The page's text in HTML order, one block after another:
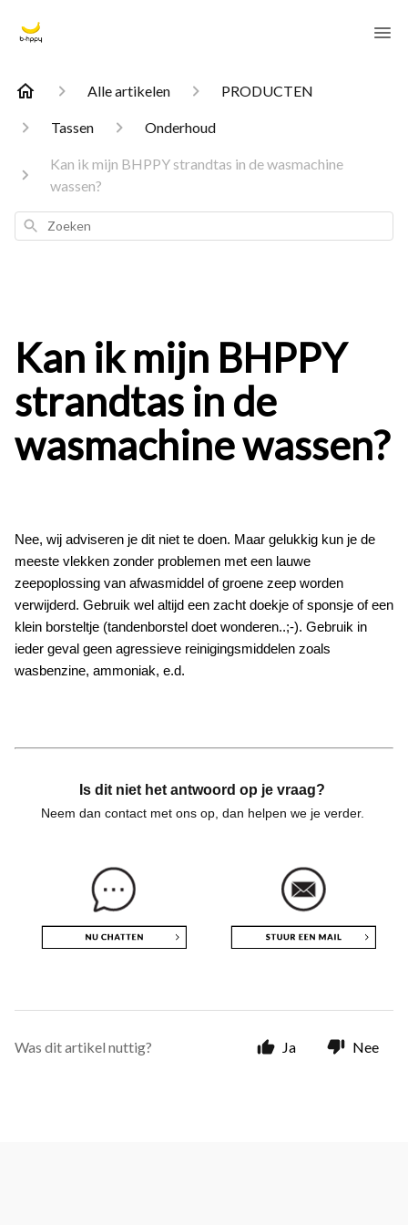
Alle artikelen PRODUCTEN
Tassen Onderhoud
Kan ik mijn BHPPY strandtas in de wasmachine
wassen?
Zoeken
Kan ik mijn BHPPY
strandtas in de
wasmachine wassen?
Nee, wij adviseren je dit niet te doen. Maar gelukkig kun je de
meeste vlekken zonder problemen met een lauwe
zeepoplossing van afwasmiddel of groene zeep worden
verwijderd. Gebruik wel altijd een zacht doekje of sponsje of een
klein borsteltje (tandenborstel doet wonderen..;-). Gebruik in
ieder geval geen agressieve reinigingsmiddelen zoals
wasbenzine, ammoniak, e.d.
Is dit niet het antwoord op je vraag?
Neem dan contact met ons op, dan helpen we je verder.
Was dit artikel nuttig? Ja Nee